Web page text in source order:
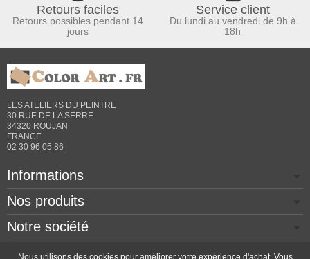
Retours faciles
Retours possibles pendant 14
jours
Service client
Du lundi au vendredi de 9h à
18h
LES ATELIERS DU PEINTRE
30 RUE DE LA SERRE
34320 ROUJAN
FRANCE
02 30 96 05 86
Informations
Nos produits
Notre société
Contactez-nous
Nous utilisons des cookies pour améliorer votre expérience d'achat. Vous